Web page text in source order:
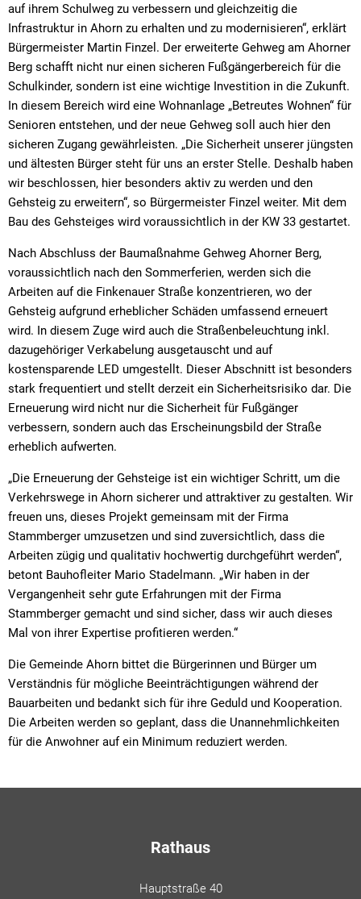
auf ihrem Schulweg zu verbessern und gleichzeitig die
Infrastruktur in Ahorn zu erhalten und zu modernisieren“, erklärt
Bürgermeister Martin Finzel. Der erweiterte Gehweg am Ahorner
Berg schafft nicht nur einen sicheren Fußgängerbereich für die
Schulkinder, sondern ist eine wichtige Investition in die Zukunft.
In diesem Bereich wird eine Wohnanlage „Betreutes Wohnen“ für
Senioren entstehen, und der neue Gehweg soll auch hier den
sicheren Zugang gewährleisten. „Die Sicherheit unserer jüngsten
und ältesten Bürger steht für uns an erster Stelle. Deshalb haben
wir beschlossen, hier besonders aktiv zu werden und den
Gehsteig zu erweitern“, so Bürgermeister Finzel weiter. Mit dem
Bau des Gehsteiges wird voraussichtlich in der KW 33 gestartet.
Nach Abschluss der Baumaßnahme Gehweg Ahorner Berg,
voraussichtlich nach den Sommerferien, werden sich die
Arbeiten auf die Finkenauer Straße konzentrieren, wo der
Gehsteig aufgrund erheblicher Schäden umfassend erneuert
wird. In diesem Zuge wird auch die Straßenbeleuchtung inkl.
dazugehöriger Verkabelung ausgetauscht und auf
kostensparende LED umgestellt. Dieser Abschnitt ist besonders
stark frequentiert und stellt derzeit ein Sicherheitsrisiko dar. Die
Erneuerung wird nicht nur die Sicherheit für Fußgänger
verbessern, sondern auch das Erscheinungsbild der Straße
erheblich aufwerten.
„Die Erneuerung der Gehsteige ist ein wichtiger Schritt, um die
Verkehrswege in Ahorn sicherer und attraktiver zu gestalten. Wir
freuen uns, dieses Projekt gemeinsam mit der Firma
Stammberger umzusetzen und sind zuversichtlich, dass die
Arbeiten zügig und qualitativ hochwertig durchgeführt werden“,
betont Bauhofleiter Mario Stadelmann. „Wir haben in der
Vergangenheit sehr gute Erfahrungen mit der Firma
Stammberger gemacht und sind sicher, dass wir auch dieses
Mal von ihrer Expertise profitieren werden.“
Die Gemeinde Ahorn bittet die Bürgerinnen und Bürger um
Verständnis für mögliche Beeinträchtigungen während der
Bauarbeiten und bedankt sich für ihre Geduld und Kooperation.
Die Arbeiten werden so geplant, dass die Unannehmlichkeiten
für die Anwohner auf ein Minimum reduziert werden.
Rathaus
Hauptstraße 40